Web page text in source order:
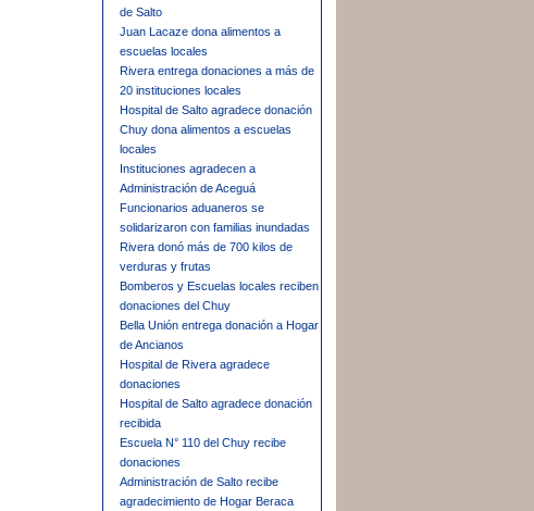
de Salto
Juan Lacaze dona alimentos a
escuelas locales
Rivera entrega donaciones a más de
20 instituciones locales
Hospital de Salto agradece donación
Chuy dona alimentos a escuelas
locales
Instituciones agradecen a
Administración de Aceguá
Funcionarios aduaneros se
solidarizaron con familias inundadas
Rivera donó más de 700 kilos de
verduras y frutas
Bomberos y Escuelas locales reciben
donaciones del Chuy
Bella Unión entrega donación a Hogar
de Ancianos
Hospital de Rivera agradece
donaciones
Hospital de Salto agradece donación
recibida
Escuela N° 110 del Chuy recibe
donaciones
Administración de Salto recibe
agradecimiento de Hogar Beraca